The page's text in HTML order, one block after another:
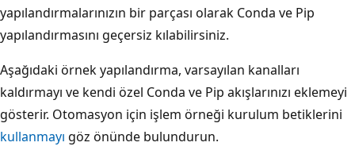
yapılandırmalarınızın bir parçası olarak Conda ve Pip
yapılandırmasını geçersiz kılabilirsiniz.
Aşağıdaki örnek yapılandırma, varsayılan kanalları
kaldırmayı ve kendi özel Conda ve Pip akışlarınızı eklemeyi
gösterir. Otomasyon için işlem örneği kurulum betiklerini
kullanmayı göz önünde bulundurun.